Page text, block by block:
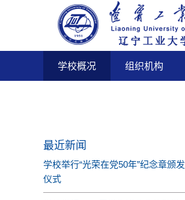
学校概况 组织机构
最近新闻
学校举行“光荣在党50年”纪念章颁发
仪式